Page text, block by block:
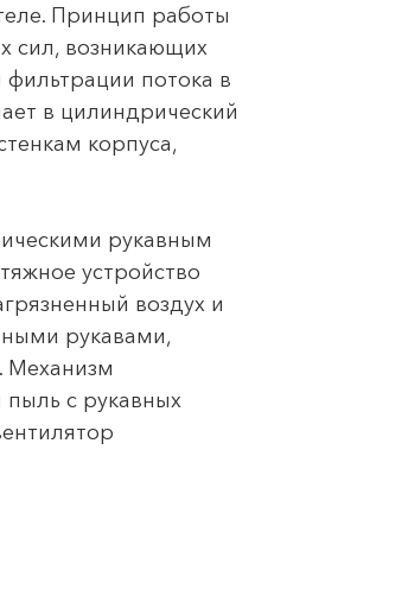
Принцип работы
сил, возникающих
потока в
в цилиндрический
корпуса,
рукавным
устройство
воздух и
рукавами,
Механизм
с рукавных